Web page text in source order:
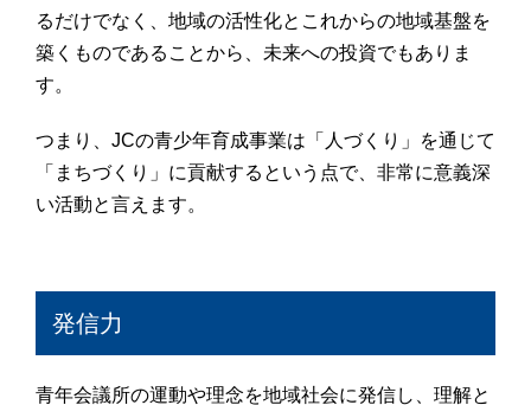
るだけでなく、地域の活性化とこれからの地域基盤を
築くものであることから、未来への投資でもありま
す。
つまり、JCの青少年育成事業は「人づくり」を通じて
「まちづくり」に貢献するという点で、非常に意義深
い活動と言えます。
発信力
青年会議所の運動や理念を地域社会に発信し、理解と